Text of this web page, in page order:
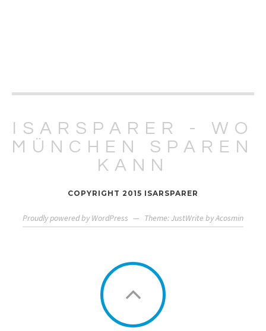
ISARSPARER - WO
MÜNCHEN SPAREN
KANN
COPYRIGHT 2015 ISARSPARER
Proudly powered by WordPress — Theme: JustWrite byAcosmin